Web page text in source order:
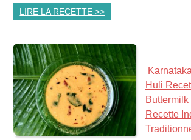
LIRE LA RECETTE >>
Huli
Recette